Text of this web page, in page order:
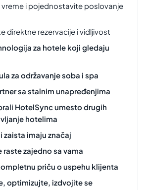
vreme i pojednostavite poslovanje
direktne rezervacije i vidljivost
za hotele koji gledaju
za održavanje soba i spa
sa stalnim unapređenjima
HotelSync umesto drugih
hotelima
zaista imaju značaj
raste zajedno sa vama
priču o uspehu klijenta
optimizujte, izdvojite se